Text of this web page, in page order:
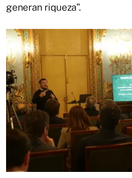
generan riqueza”.